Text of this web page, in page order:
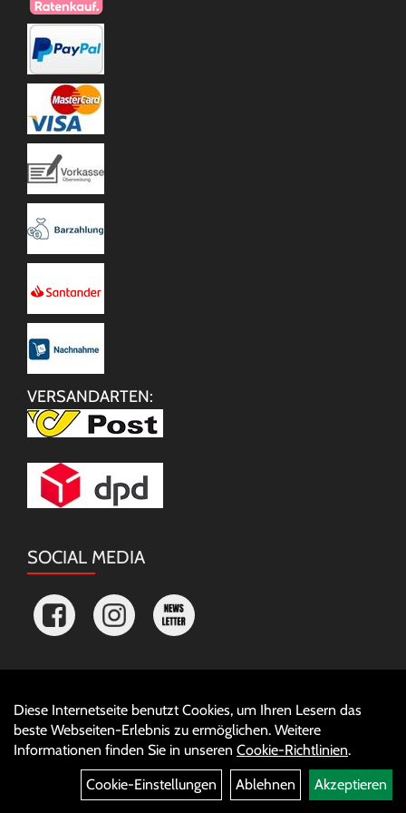
VERSANDARTEN:
SOCIAL MEDIA
Diese Internetseite benutzt Cookies, um Ihren Lesern das
beste Webseiten-Erlebnis zu ermöglichen. Weitere
Informationen finden Sie in unseren Cookie-Richtlinien.
Cookie-Einstellungen
Ablehnen Akzeptieren
Auftrag widerrufen